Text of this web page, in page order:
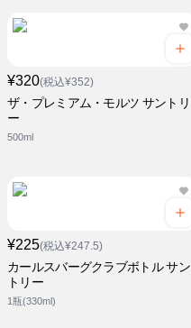
¥320(税込¥352)
ザ・プレミアム・モルツ サントリ
ー
500ml
¥225(税込¥247.5)
カールスバーグクラブボトル サン
トリー
1瓶(330ml)